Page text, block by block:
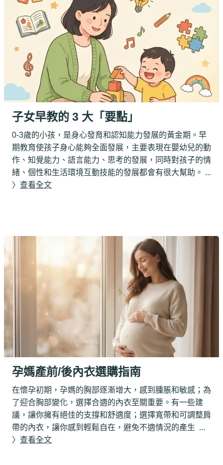
子女早教的 3 大「要點」
0-3歲的小孩，是身心發育和認知能力發展的黃金期。早
期教育使孩子身心能夠全面發展，主要表現在嬰幼兒的動
作、知覺能力、語言能力、思考的發展，同時對孩子的情
緒、個性和生活環境互動技能的發展都會有很大幫助。 ...
〉 查看全文
孕媽產前/後內衣選購指南
在懷孕初期，孕媽的胸部逐漸增大，感到腫脹和敏感；為
了迎合胸部變化，選擇合適的內衣至關重要。有一些建
議，讓你擁有絕佳的支撐和舒適度；選擇寬帶和可調整肩
帶的內衣，讓你感到輕鬆自在，避免不適情況的產生 ...
〉 查看全文